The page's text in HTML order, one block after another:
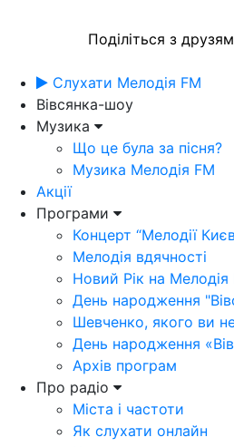
Поділіться з
Слухати Мелодія FM
Вівсянка-шоу
Музика
Що це була за пісня?
Музика Мелодія FM
Акції
Програми
Концерт “Мелодії
Мелодія вдячності
Новий Рік на Мелодія
День народження
Шевченко, якого ви
День народження
Архів програм
Про радіо
Міста і частоти
Як слухати онлайн